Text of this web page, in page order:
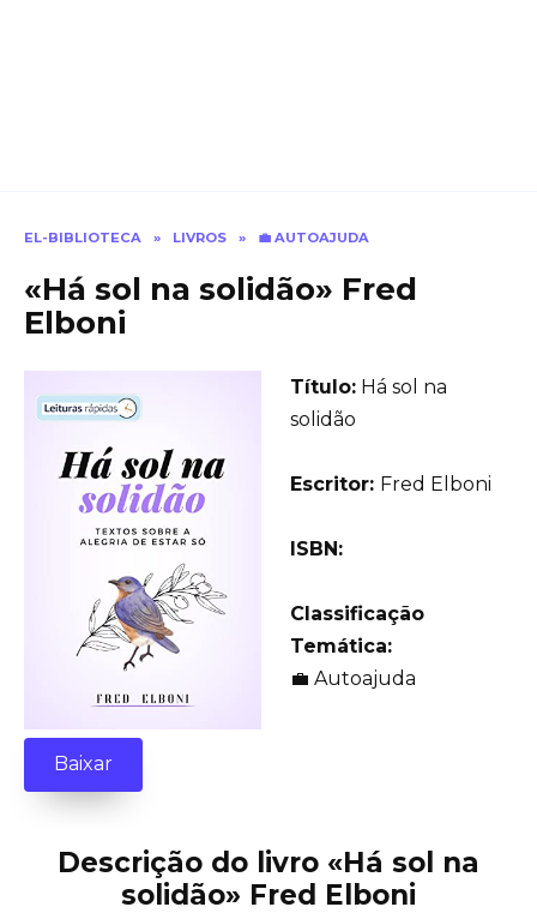
EL-BIBLIOTECA » LIVROS » 💼 AUTOAJUDA
«Há sol na solidão» Fred
Elboni
Título: Há sol na
solidão
Еscritor: Fred Elboni
ISBN:
Classificação
Temática:
💼 Autoajuda
Baixar
Descrição do livro «Há sol na
solidão» Fred Elboni